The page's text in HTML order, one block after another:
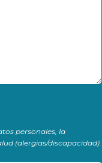
personales, la
(alergias/discapacidad).